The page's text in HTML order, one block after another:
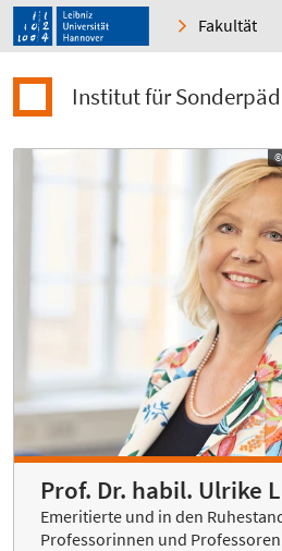
Fakultät
Institut für
©
Prof. Dr. habil. Ulrike
Emeritierte und in den
Professorinnen und Professoren